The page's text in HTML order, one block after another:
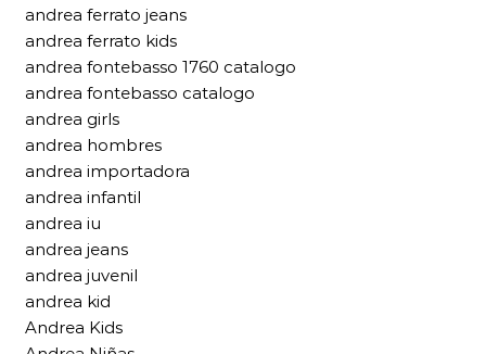
andrea ferrato jeans
andrea ferrato kids
andrea fontebasso 1760 catalogo
andrea fontebasso catalogo
andrea girls
andrea hombres
andrea importadora
andrea infantil
andrea iu
andrea jeans
andrea juvenil
andrea kid
Andrea Kids